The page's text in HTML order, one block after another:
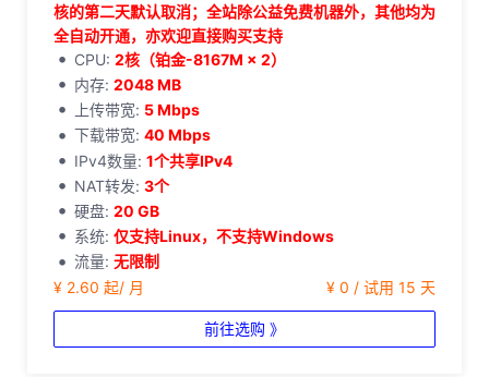
核的第二天默认取消；全站除公益免费机器外，其他均为
全自动开通，亦欢迎直接购买支持
CPU: 2核（铂金-8167M × 2）
内存: 2048 MB
上传带宽: 5 Mbps
下载带宽: 40 Mbps
IPv4数量: 1个共享IPv4
NAT转发: 3个
硬盘: 20 GB
系统: 仅支持Linux，不支持Windows
流量: 无限制
¥ 2.60 起/ 月
¥ 0 / 试用 15 天
前往选购 》